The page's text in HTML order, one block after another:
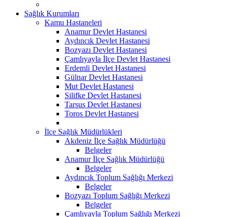
Sağlık Kurumları
Kamu Hastaneleri
Anamur Devlet Hastanesi
Aydıncık Devlet Hastanesi
Bozyazı Devlet Hastanesi
Çamlıyayla İlçe Devlet Hastanesi
Erdemli Devlet Hastanesi
Gülnar Devlet Hastanesi
Mut Devlet Hastanesi
Silifke Devlet Hastanesi
Tarsus Devlet Hastanesi
Toros Devlet Hastanesi
İlçe Sağlık Müdürlükleri
Akdeniz İlçe Sağlık Müdürlüğü
Belgeler
Anamur İlçe Sağlık Müdürlüğü
Belgeler
Aydıncık Toplum Sağlığı Merkezi
Belgeler
Bozyazı Toplum Sağlığı Merkezi
Belgeler
Çamlıyayla Toplum Sağlığı Merkezi